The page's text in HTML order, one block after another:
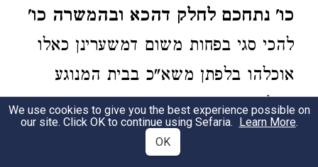
כו' נתחכם לחלק דהכא ובהמשרה כו'
להכי סגי בפחות משום דמשערינן כאלו
אוכלהו בלפתן משא"כ בבית המנוגע
ונעלם מאתומשנה דנגעים (פי"ג מ"ט)
וגמרא בריש מכילתין דגם שם משערינן
We use cookies to give you the best experience possible on
our site. Click OK to continue using Sefaria. Learn More.
OK